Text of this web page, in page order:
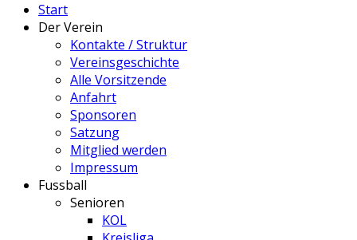
Start
Der Verein
Kontakte / Struktur
Vereinsgeschichte
Alle Vorsitzende
Anfahrt
Sponsoren
Satzung
Mitglied werden
Impressum
Fussball
Senioren
KOL